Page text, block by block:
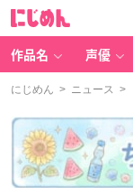
作品名 声優
にじめん > ニュース >